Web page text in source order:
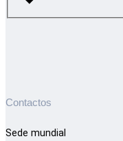
Contactos
Sede mundial